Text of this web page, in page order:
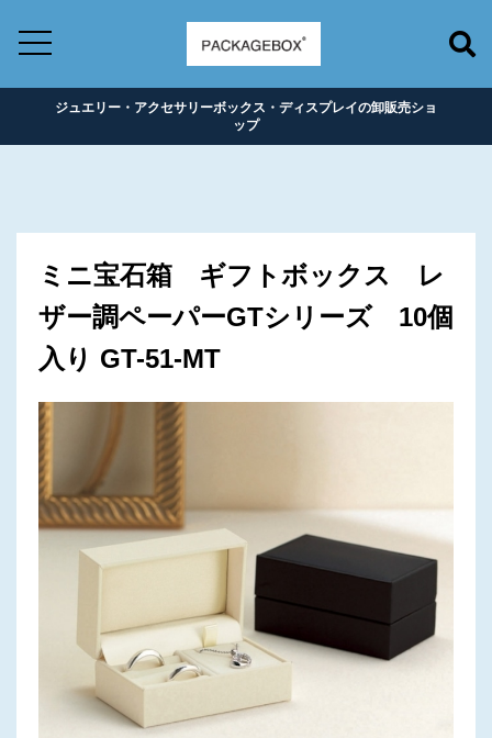
ジュエリー・アクセサリーボックス・ディスプレイの卸販売ショ
ップ
ミニ宝石箱 ギフトボックス レ
ザー調ペーパーGTシリーズ 10個
入り GT-51-MT